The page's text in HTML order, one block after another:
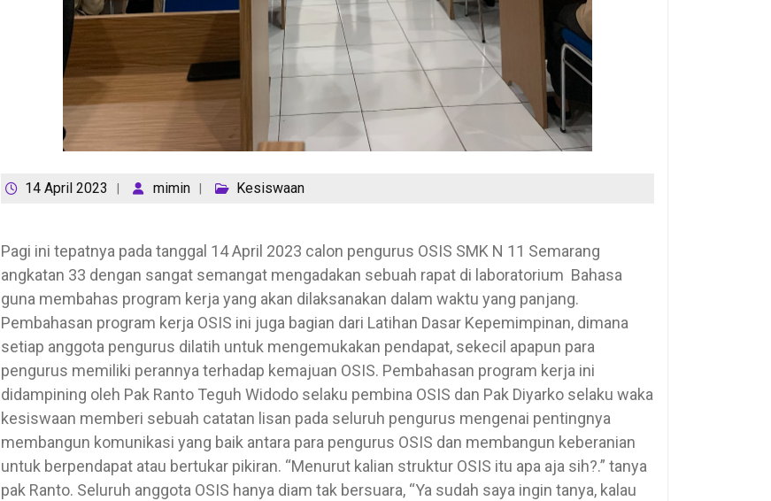
14 April 2023 mimin Kesiswaan
Pagi ini tepatnya pada tanggal 14 April 2023 calon pengurus OSIS SMK N 11 Semarang
angkatan 33 dengan sangat semangat mengadakan sebuah rapat di laboratorium Bahasa
guna membahas program kerja yang akan dilaksanakan dalam waktu yang panjang.
Pembahasan program kerja OSIS ini juga bagian dari Latihan Dasar Kepemimpinan, dimana
setiap anggota pengurus dilatih untuk mengemukakan pendapat, sekecil apapun para
pengurus memiliki perannya terhadap kemajuan OSIS. Pembahasan program kerja ini
didampining oleh Pak Ranto Teguh Widodo selaku pembina OSIS dan Pak Diyarko selaku waka
kesiswaan memberi sebuah catatan lisan pada seluruh pengurus mengenai pentingnya
membangun komunikasi yang baik antara para pengurus OSIS dan membangun keberanian
untuk berpendapat atau bertukar pikiran. “Menurut kalian struktur OSIS itu apa aja sih?.” tanya
pak Ranto. Seluruh anggota OSIS hanya diam tak bersuara, “Ya sudah saya ingin tanya, kalau